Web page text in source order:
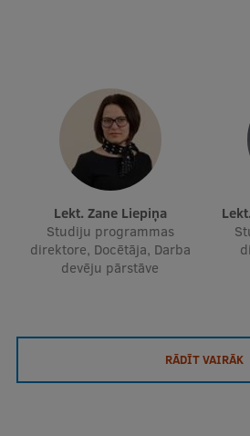
Lekt. Zane Liepiņa
Studiju programmas
direktore, Docētāja, Darba
devēju pārstāve
RĀDĪT VAIRĀK